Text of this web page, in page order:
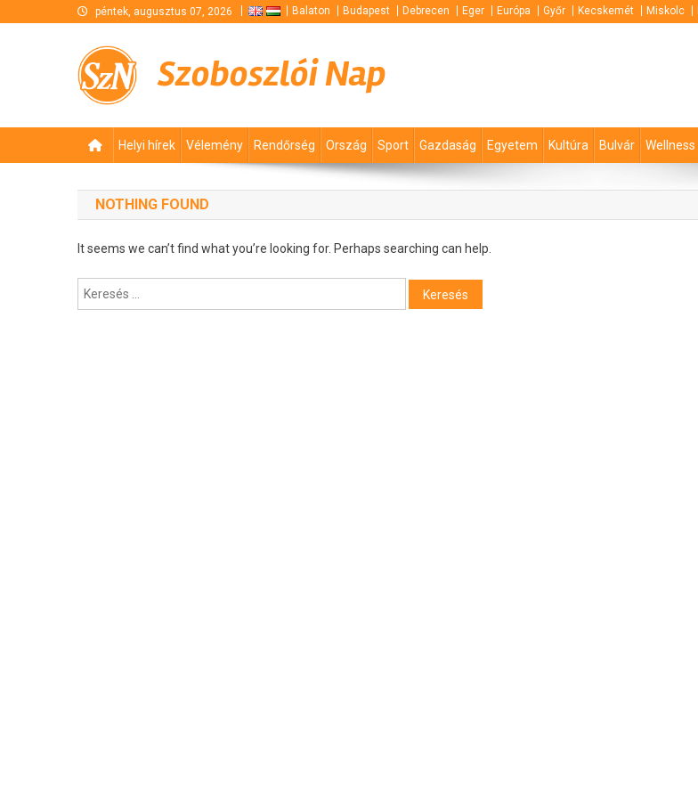
péntek, augusztus 07, 2026 Balaton Budapest Debrecen Eger Európa Győr Kecskemét Miskolc
Szoboszlói Nap
Helyi hírek Vélemény Rendőrség Ország Sport Gazdaság Egyetem Kultúra Bulvár Wellness
NOTHING FOUND
It seems we can’t find what you’re looking for. Perhaps searching can help.
Keresés: